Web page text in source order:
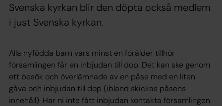
Svenska kyrkan blir den döpta också medlem
i just Svenska kyrkan.
Alla nyfödda barn vars minst en förälder tillhör
församlingen får en inbjudan till dop. Det kan ske genom
ett besök och överlämnade av en påse med en liten
gåva och inbjudan till dop (ibland skickas påsens
innehåll). Har ni inte fått inbjudan kontakta församlingen.